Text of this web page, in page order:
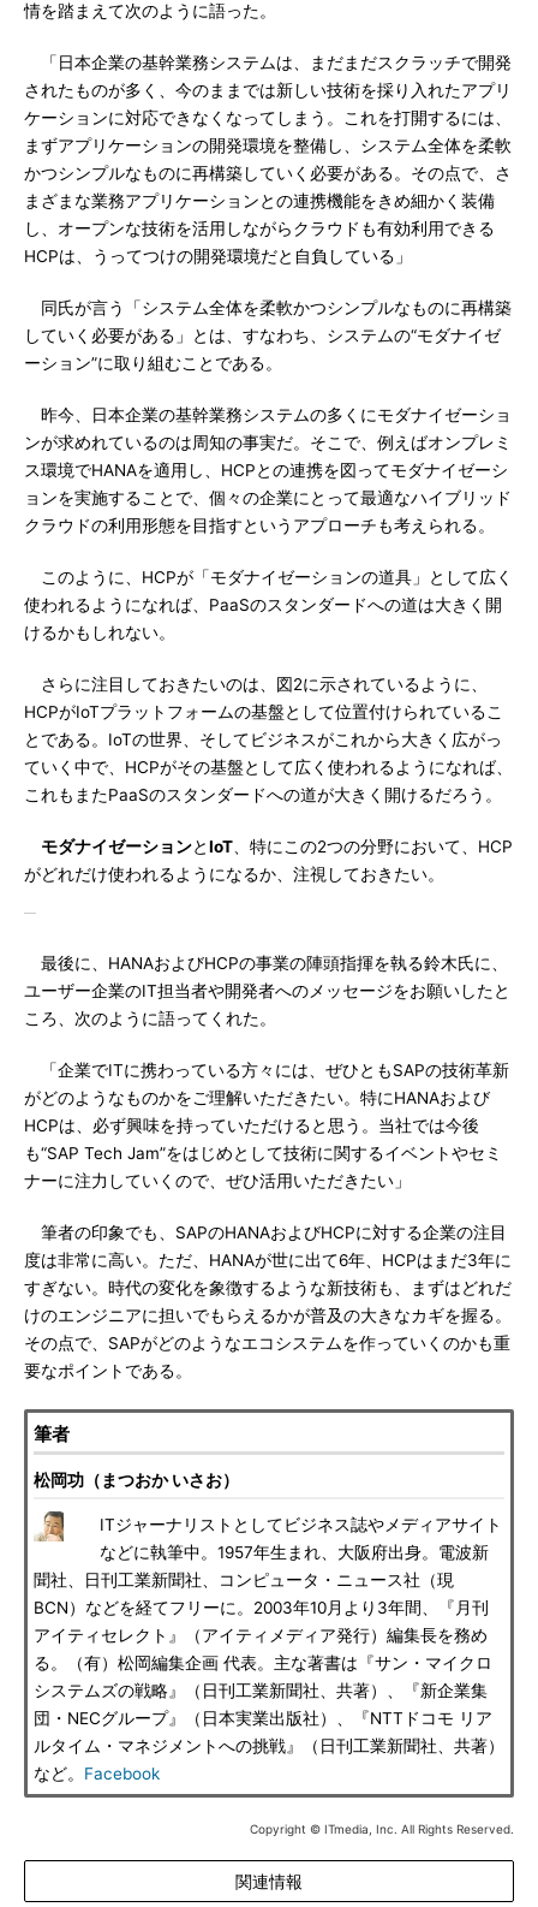
情を踏まえて次のように語った。
「日本企業の基幹業務システムは、まだまだスクラッチで開発
されたものが多く、今のままでは新しい技術を採り入れたアプリ
ケーションに対応できなくなってしまう。これを打開するには、
まずアプリケーションの開発環境を整備し、システム全体を柔軟
かつシンプルなものに再構築していく必要がある。その点で、さ
まざまな業務アプリケーションとの連携機能をきめ細かく装備
し、オープンな技術を活用しながらクラウドも有効利用できる
HCPは、うってつけの開発環境だと自負している」
同氏が言う「システム全体を柔軟かつシンプルなものに再構築
していく必要がある」とは、すなわち、システムの“モダナイゼ
ーション”に取り組むことである。
昨今、日本企業の基幹業務システムの多くにモダナイゼーショ
ンが求めれているのは周知の事実だ。そこで、例えばオンプレミ
ス環境でHANAを適用し、HCPとの連携を図ってモダナイゼーシ
ョンを実施することで、個々の企業にとって最適なハイブリッド
クラウドの利用形態を目指すというアプローチも考えられる。
このように、HCPが「モダナイゼーションの道具」として広く
使われるようになれば、PaaSのスタンダードへの道は大きく開
けるかもしれない。
さらに注目しておきたいのは、図2に示されているように、
HCPがIoTプラットフォームの基盤として位置付けられているこ
とである。IoTの世界、そしてビジネスがこれから大きく広がっ
ていく中で、HCPがその基盤として広く使われるようになれば、
これもまたPaaSのスタンダードへの道が大きく開けるだろう。
モダナイゼーションとIoT 、特にこの2つの分野において、HCP
がどれだけ使われるようになるか、注視しておきたい。
最後に、HANAおよびHCPの事業の陣頭指揮を執る鈴木氏に、
ユーザー企業のIT担当者や開発者へのメッセージをお願いしたと
ころ、次のように語ってくれた。
「企業でITに携わっている方々には、ぜひともSAPの技術革新
がどのようなものかをご理解いただきたい。特にHANAおよび
HCPは、必ず興味を持っていただけると思う。当社では今後
も“SAP Tech Jam”をはじめとして技術に関するイベントやセミ
ナーに注力していくので、ぜひ活用いただきたい」
筆者の印象でも、SAPのHANAおよびHCPに対する企業の注目
度は非常に高い。ただ、HANAが世に出て6年、HCPはまだ3年に
すぎない。時代の変化を象徴するような新技術も、まずはどれだ
けのエンジニアに担いでもらえるかが普及の大きなカギを握る。
その点で、SAPがどのようなエコシステムを作っていくのかも重
要なポイントである。
筆者
松岡功（まつおか いさお）
ITジャーナリストとしてビジネス誌やメディアサイト
などに執筆中。1957年生まれ、大阪府出身。電波新
聞社、日刊工業新聞社、コンピュータ・ニュース社（現
BCN）などを経てフリーに。2003年10月より3年間、『月刊
アイティセレクト』（アイティメディア発行）編集長を務め
る。（有）松岡編集企画 代表。主な著書は『サン・マイクロ
システムズの戦略』（日刊工業新聞社、共著）、『新企業集
団・NECグループ』（日本実業出版社）、『NTTドコモ リア
ルタイム・マネジメントへの挑戦』（日刊工業新聞社、共著）
など。 Facebook
Copyright © ITmedia, Inc. All Rights Reserved.
関連情報